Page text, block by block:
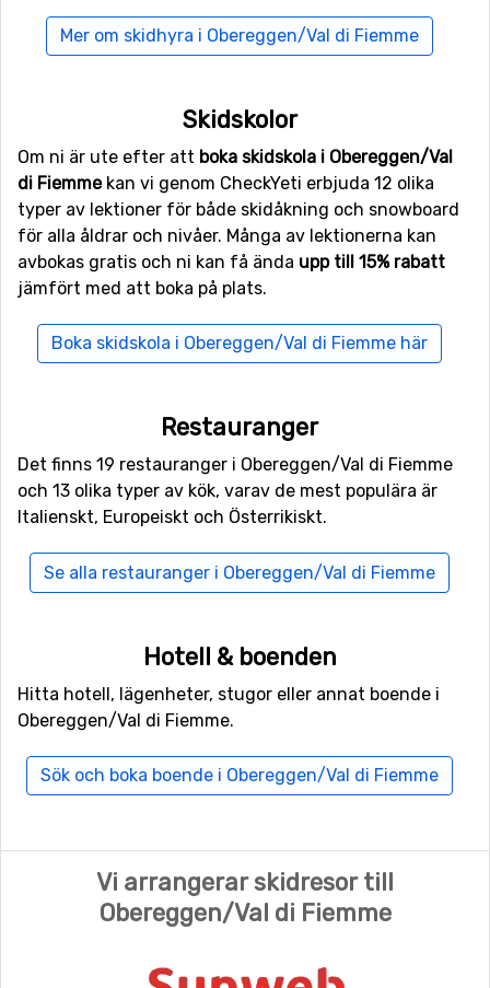
Flyg till Obereggen/Val di Fiemme
Obereggen/Val di Fiemme då avståndet mellan
Transfertiden blir därmed kort och kostnaden normalt
sett lägre än då avståndet är långt. Andra alternativa
flygplatser som är möjliga att flyga till ärTreviso Airport
(97 kilometers avstånd), samtKranebitten , Innsbruck
(98 kilometer från skidorten).
Närmaste skidorter till Obereggen/Val di
Fiemme
Carezza Ski, avståndet är endast 6 kilometer.
på 10 kilometers
avstånd och Moena, 11 kilometer från Obereggen/Val di
Fiemme.
Mer om skidhyra i Obereggen/Val di Fiemme
Skidskolor
Om ni är ute efter att boka skidskola i Obereggen/Val
di Fiemmekan vi genom CheckYeti erbjuda 12 olika
typer av lektioner för både skidåkning och snowboard
för alla åldrar och nivåer. Många av lektionerna kan
avbokas gratis och ni kan få ända upp till 15% rabatt
jämfört med att boka på plats.
Boka skidskola i Obereggen/Val di Fiemme här
Restauranger
Det finns 19 restauranger i Obereggen/Val di Fiemme
och 13 olika typer av kök, varav de mest populära är
Italienskt, Europeiskt och Österrikiskt.
Se alla restauranger i Obereggen/Val di Fiemme
Hotell & boenden
Hitta hotell, lägenheter, stugor eller annat boende i
Obereggen/Val di Fiemme.
Sök och boka boende i Obereggen/Val di Fiemme
Vi arrangerar skidresor till
Obereggen/Val di Fiemme